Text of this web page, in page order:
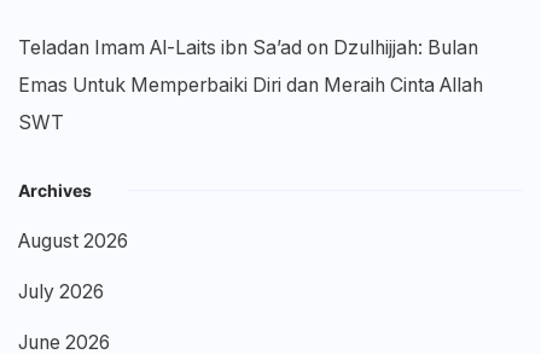
Teladan Imam Al-Laits ibn Sa’ad on Dzulhijjah: Bulan
Emas Untuk Memperbaiki Diri dan Meraih Cinta Allah
SWT
Archives
August 2026
July 2026
June 2026